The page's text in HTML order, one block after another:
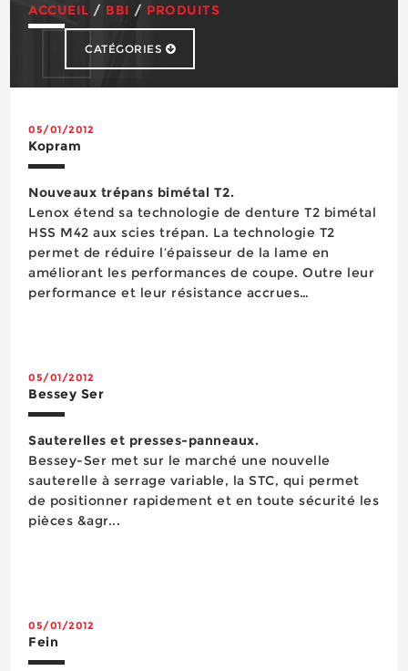
ACCUEIL / BBI / PRODUITS
CATÉGORIES
Abrasifs
Accès en hauteur
Adhésifs
Cagoule de soudage
Chaussures de sécurité
Chimie du bâtiment
Colles & Mastics
Consommables
Couverture
Découpage
Equipement d'atelier
Equipement de chantier
Etanchéité
Façade
Fixation
Flexible
Gants de protection
Maintenance
05/01/2012
Kopram
Nouveaux trépans bimétal T2.
Lenox étend sa technologie de denture T2 bimétal
HSS M42 aux scies trépan. La technologie T2
permet de réduire l’épaisseur de la lame en
améliorant les performances de coupe. Outre leur
performance et leur résistance accrues
05/01/2012
Bessey Ser
Sauterelles et presses-panneaux.
Bessey-Ser met sur le marché une nouvelle
sauterelle à serrage variable, la STC, qui permet
de positionner rapidement et en toute sécurité les
pièces &agr...
05/01/2012
Fein